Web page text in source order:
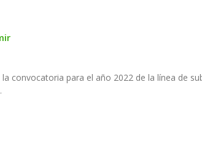
la convocatoria para el año 2022 de la línea de